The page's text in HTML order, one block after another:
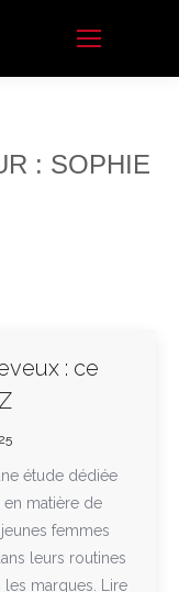
: SOPHIE
: ce
étude dédiée
en matière de
femmes
leurs routines
marques. Lire